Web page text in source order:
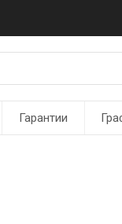
Гарантии